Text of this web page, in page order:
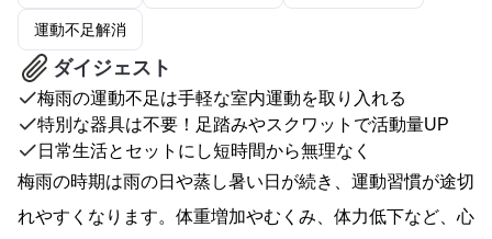
運動不足解消
ダイジェスト
梅雨の運動不足は手軽な室内運動を取り入れる
特別な器具は不要！足踏みやスクワットで活動量UP
日常生活とセットにし短時間から無理なく
梅雨の時期は雨の日や蒸し暑い日が続き、運動習慣が途切
れやすくなります。体重増加やむくみ、体力低下など、心